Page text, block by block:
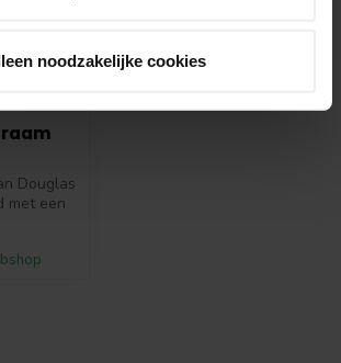
noodzakelijke cookies
Douglas
met een